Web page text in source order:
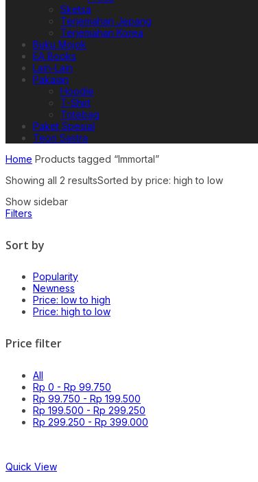
Sketsa
Terjemahan Jepang
Terjemahan Korea
Buku Mojok
EA Books
Lain-Lain
Pakaian
Hoodie
T-Shirt
Totebag
Paket Spesial
Teori Sastra
Home Products tagged “Immortal”
Showing all 2 resultsSorted by price: high to low
Show sidebar
Filters
Sort by
Popularity
Newness
Price: low to high
Price: high to low
Price filter
All
Rp 0 - Rp 99.750
Rp 99.750 - Rp 199.500
Rp 199.500 - Rp 299.250
Rp 299.250 - Rp 399.000
Quick View